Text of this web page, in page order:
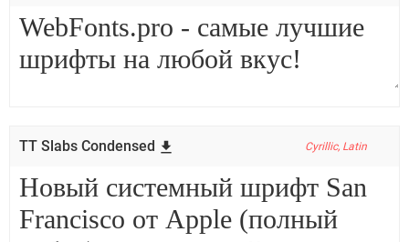
TT Slabs Condensed Cyrillic, Latin